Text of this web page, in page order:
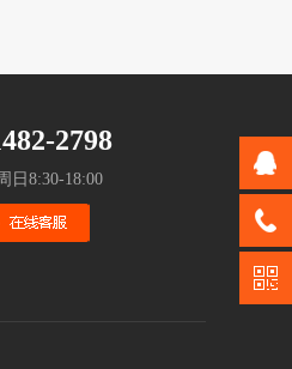
2798
日8:30-18:00